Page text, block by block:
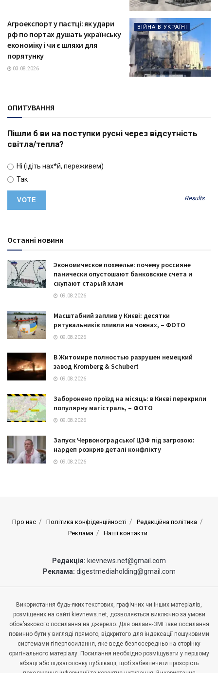
ВІЙНА В УКРАЇНІ
Агроекспорт у пастці: як удари
рф по портах душать українську
економіку і чи є шляхи для
порятунку
03.08.2026
ОПИТУВАННЯ
Пішли б ви на поступки русні через відсутність
світла/тепла?
Ні (ідіть нах*й, переживем)
Так
Results
Останні новини
Экономическое похмелье: почему россияне
панически опустошают банковские счета и
скупают старый хлам
09.08.2026
Масштабний заплив у Києві: десятки
рятувальників пливли на човнах, – ФОТО
09.08.2026
В Житомире полностью разрушен немецкий
завод Kromberg & Schubert
09.08.2026
Заборонено проїзд на місяць: в Києві перекрили
популярну магістраль, – ФОТО
09.08.2026
Запуск Червоноградської ЦЗФ під загрозою:
нардеп розкрив деталі конфлікту
09.08.2026
Про нас Політика конфіденційності
Редакційна політика
Реклама
Наші контакти
Редакція: kievnews.net@gmail.com
Реклама: digestmediaholding@gmail.com
Використання будь-яких текстових, графічних чи інших матеріалів,
розміщених на сайті kievnews.net, дозволяється виключно за умови
обов’язкового посилання на джерело. Для онлайн-ЗМІ таке посилання
повинно бути у вигляді прямого, відкритого для індексації пошуковими
системами гіперпосилання, яке веде безпосередньо на сторінку
оригінального матеріалу. Посилання необхідно розміщувати у першому
абзаці або підзаголовку публікації, щоб забезпечити прозорість